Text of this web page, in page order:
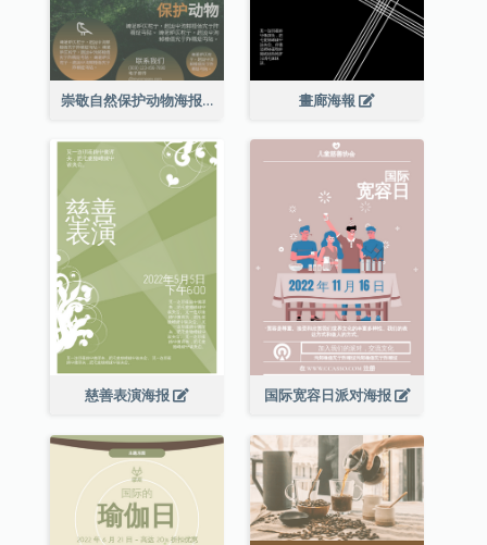
崇敬自然保护动物海报 畫廊海報
慈善表演海报 国际宽容日派对海报